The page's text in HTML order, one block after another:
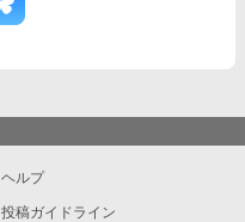
ヘルプ
投稿ガイドライン